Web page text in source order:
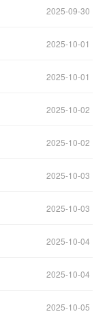
2025-09-30
2025-10-01
2025-10-01
2025-10-02
2025-10-02
2025-10-03
2025-10-03
2025-10-04
2025-10-04
2025-10-05